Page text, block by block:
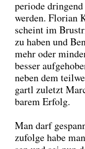
pe­ri­ode
wer­den. Flo­ri­an
scheint im
zu haben und
mehr oder
bes­ser
neben dem
gartl zuletzt
ba­rem Erfolg.
Man darf
zufol­ge habe